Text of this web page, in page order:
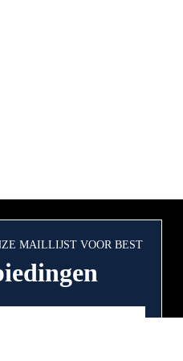
MAILLIJST VOOR BEST